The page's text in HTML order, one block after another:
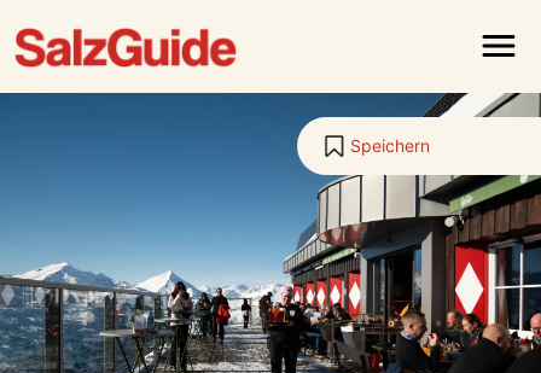
Speichern